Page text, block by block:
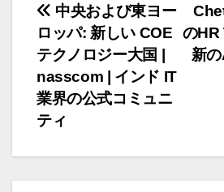
投
稿
ナ
ビ
ゲ
のHR
新
中央および東ヨー
ロッパ: 新しい COE
テクノロジー大国 |
nasscom | インド IT
業界の公式コミュニ
ティ